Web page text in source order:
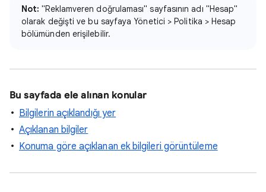
Not: "Reklamveren doğrulaması" sayfasının adı "Hesap"
olarak değişti ve bu sayfaya Yönetici > Politika > Hesap
bölümünden erişilebilir.
Bu sayfada ele alınan konular
Bilgilerin açıklandığı yer
Açıklanan bilgiler
Konuma göre açıklanan ek bilgileri görüntüleme